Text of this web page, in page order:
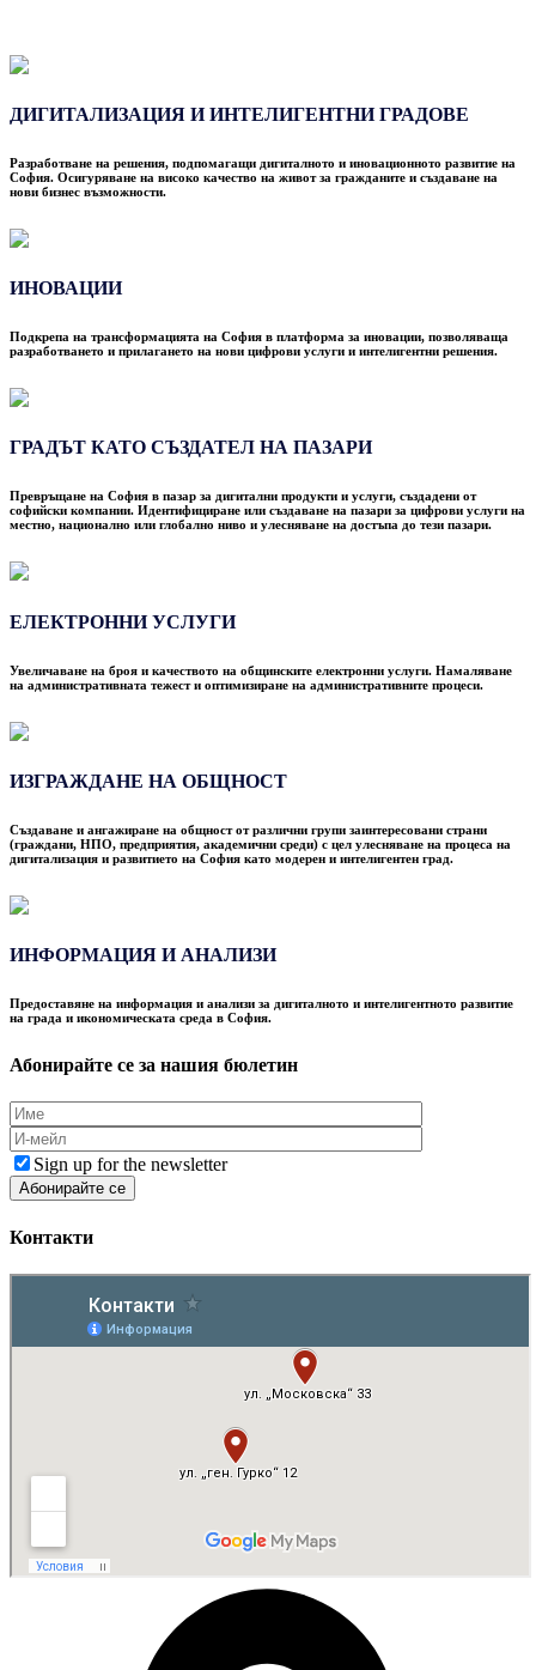
ДИГИТАЛИЗАЦИЯ И ИНТЕЛИГЕНТНИ ГРАДОВЕ
Разработване на решения, подпомагащи дигиталното и иновационното развитие на
София. Осигуряване на високо качество на живот за гражданите и създаване на
нови бизнес възможности.
ИНОВАЦИИ
Подкрепа на трансформацията на София в платформа за иновации, позволяваща
разработването и прилагането на нови цифрови услуги и интелигентни решения.
ГРАДЪТ КАТО СЪЗДАТЕЛ НА ПАЗАРИ
Превръщане на София в пазар за дигитални продукти и услуги, създадени от
софийски компании. Идентифициране или създаване на пазари за цифрови услуги на
местно, национално или глобално ниво и улесняване на достъпа до тези пазари.
ЕЛЕКТРОННИ УСЛУГИ
Увеличаване на броя и качеството на общинските електронни услуги. Намаляване
на административната тежест и оптимизиране на административните процеси.
ИЗГРАЖДАНЕ НА ОБЩНОСТ
Създаване и ангажиране на общност от различни групи заинтересовани страни
(граждани, НПО, предприятия, академични среди) с цел улесняване на процеса на
дигитализация и развитието на София като модерен и интелигентен град.
ИНФОРМАЦИЯ И АНАЛИЗИ
Предоставяне на информация и анализи за дигиталното и интелигентното развитие
на града и икономическата среда в София.
Абонирайте се за нашия бюлетин
Sign up for the newsletter
Контакти